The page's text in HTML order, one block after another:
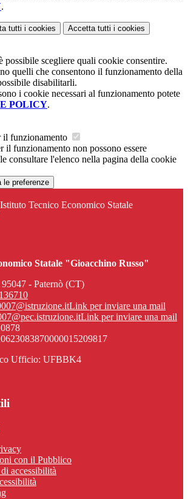
.
tutti i cookies Accetta tutti i cookies
possibile scegliere quali cookie consentire.
quelli che consentono il funzionamento della
disabilitarli.
i cookie necessari al funzionamento potete
POLICY.
il funzionamento
il funzionamento non possono essere
consultare l'elenco nella pagina della cookie
le preferenze
Istituto Tecnico Economico Statale
Statale "Gioacchino Russo"
- Paternò (CT)
Link per inviare una mail
Link per inviare una mail
Ufficio: UFBBK4
con il Pubblico
accessibilità